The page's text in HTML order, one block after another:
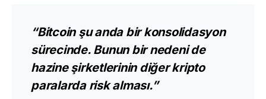
“Bitcoin şu anda bir konsolidasyon
sürecinde. Bunun bir nedeni de
hazine şirketlerinin diğer kripto
paralarda risk alması.”